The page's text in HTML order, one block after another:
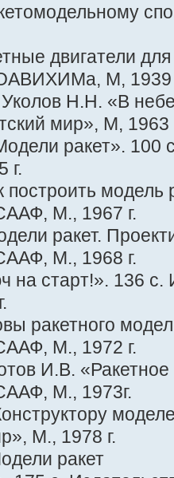
двигатели
М, 1939
Н.Н. «В
мир», М, 1963
ракет». 100
г.
модель
М., 1967 г.
ракет.
М., 1968 г.
на старт!». 136 с.
ракетного
М., 1972 г.
И.В.
М., 1973г.
М., 1978 г.
ракет